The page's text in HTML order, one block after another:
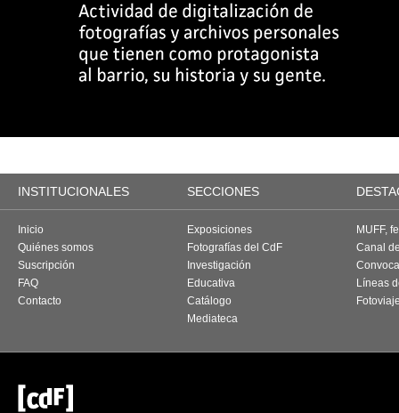
INSTITUCIONALES SECCIONES
Inicio
Quiénes somos
Suscripción
FAQ
Contacto
Exposiciones
Fotografías del CdF
Investigación
Educativa
Catálogo
Mediateca
MUFF,
Canal
Líneas